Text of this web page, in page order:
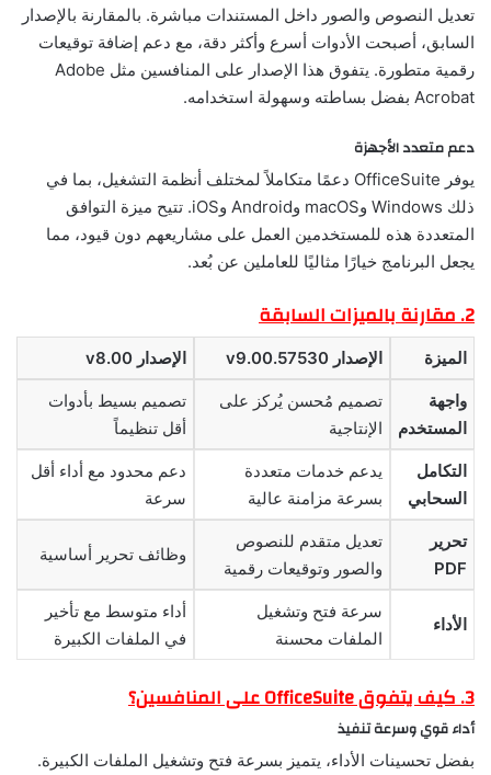
تعديل النصوص والصور داخل المستندات مباشرة. بالمقارنة بالإصدار
السابق، أصبحت الأدوات أسرع وأكثر دقة، مع دعم إضافة توقيعات
رقمية متطورة. يتفوق هذا الإصدار على المنافسين مثل Adobe
Acrobat بفضل بساطته وسهولة استخدامه.
دعم متعدد الأجهزة
يوفر OfficeSuite دعمًا متكاملاً لمختلف أنظمة التشغيل، بما في
ذلك Windows وmacOS وAndroid وiOS. تتيح ميزة التوافق
المتعددة هذه للمستخدمين العمل على مشاريعهم دون قيود، مما
يجعل البرنامج خيارًا مثاليًا للعاملين عن بُعد.
2. مقارنة بالميزات السابقة
الميزة الإصدار v9.00.57530 الإصدار v8.00
واجهة
المستخدم
تصميم مُحسن يُركز على
الإنتاجية
تصميم بسيط بأدوات
أقل تنظيماً
التكامل
السحابي
يدعم خدمات متعددة
بسرعة مزامنة عالية
دعم محدود مع أداء أقل
سرعة
تحرير
PDF
تعديل متقدم للنصوص
والصور وتوقيعات رقمية
وظائف تحرير أساسية
الأداء
سرعة فتح وتشغيل
الملفات محسنة
أداء متوسط مع تأخير
في الملفات الكبيرة
3. كيف يتفوق OfficeSuite على المنافسين؟
أداء قوي وسرعة تنفيذ
بفضل تحسينات الأداء، يتميز بسرعة فتح وتشغيل الملفات الكبيرة.